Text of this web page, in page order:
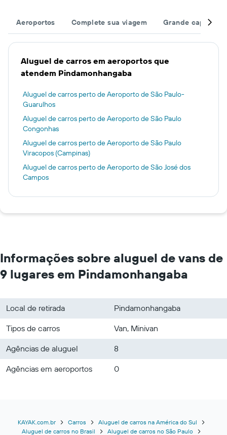
Aeroportos Complete sua viagem Grande
Aluguel de carros em aeroportos que
atendem Pindamonhangaba
Aluguel de carros perto de Aeroporto de São Paulo-
Guarulhos
Aluguel de carros perto de Aeroporto de São Paulo
Congonhas
Aluguel de carros perto de Aeroporto de São Paulo
Viracopos (Campinas)
Aluguel de carros perto de Aeroporto de São José dos
Campos
Informações sobre aluguel de vans de
9 lugares em Pindamonhangaba
Local de retirada
Pindamonhangaba
Tipos de carros
Van, Minivan
Agências de aluguel
8
Agências em aeroportos
0
KAYAK.com.br Carros
Aluguel de carros na América do Sul
Aluguel de carros no Brasil
Aluguel de carros no São Paulo